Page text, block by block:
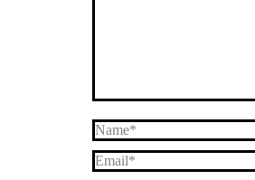
Name *
Email *